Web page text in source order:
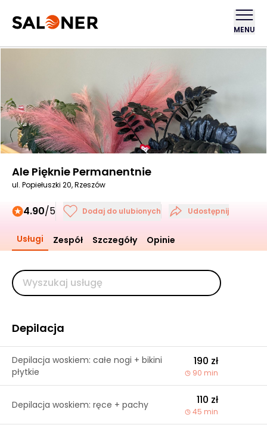
MENU
Ale Pięknie Permanentnie
ul. Popiełuszki 20, Rzeszów
4.90/5 Dodaj do ulubionych Udostępnij
Usługi Zespół Szczegóły Opinie
Depilacja
Depilacja woskiem: całe nogi + bikini
płytkie
190 zł
90 min
Depilacja woskiem: ręce + pachy 110 zł
45 min